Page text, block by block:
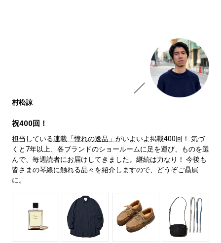
村松諒
祝400回！
担当している連載「憧れの逸品」 がいよいよ掲載400回！ 気づ
くと7年以上、各ブランドのショールームに足を運び、ものを選
んで、毎週読者にお届けしてきました。継続は力なり！ 今後も
皆さまの琴線に触れる品々を紹介しますので、どうぞご贔屓
に。